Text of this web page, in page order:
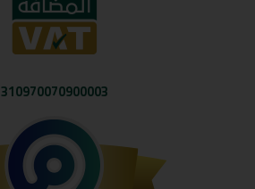
310970070900003